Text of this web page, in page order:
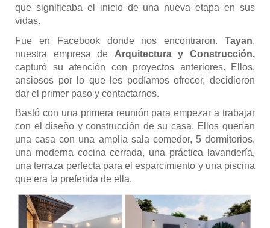
que significaba el inicio de una nueva etapa en sus
vidas.
Fue en Facebook donde nos encontraron. Tayan,
nuestra empresa de Arquitectura y Construcción,
capturó su atención con proyectos anteriores. Ellos,
ansiosos por lo que les podíamos ofrecer, decidieron
dar el primer paso y contactarnos.
Bastó con una primera reunión para empezar a trabajar
con el diseño y construcción de su casa. Ellos querían
una casa con una amplia sala comedor, 5 dormitorios,
una moderna cocina cerrada, una práctica lavandería,
una terraza perfecta para el esparcimiento y una piscina
que era la preferida de ella.